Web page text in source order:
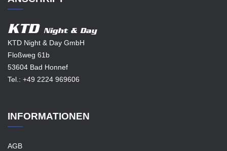
KTD
Night & Day
KTD Night & Day GmbH
Floßweg 61b
53604 Bad Honnef
Tel.: +49 2224 969606
INFORMATIONEN
AGB